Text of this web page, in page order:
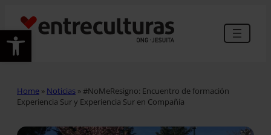
Abrir barra de herramientas
Home » Noticias »#NoMeResigno: Encuentro de formación
Experiencia Sur y Experiencia Sur en Compañía